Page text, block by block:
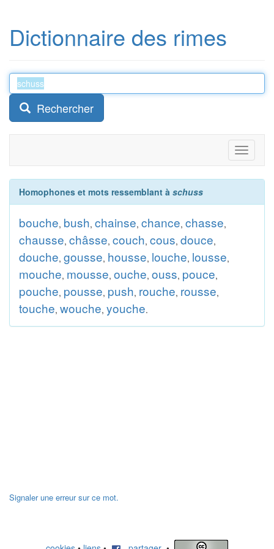
Dictionnaire des rimes
Rechercher
Toggle
Homophones et mots ressemblant à schuss
bouche, bush, chainse, chance, chasse,
chausse, châsse, couch, cous, douce,
douche, gousse, housse, louche, lousse,
mouche, mousse, ouche, ouss, pouce,
pouche, pousse, push, rouche, rousse,
touche, wouche, youche.
Signaler une erreur sur ce mot.